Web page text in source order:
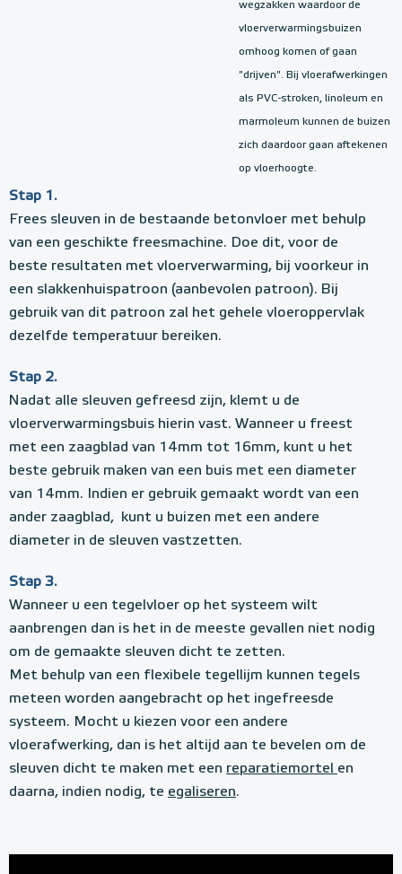
wegzakken waardoor de
vloerverwarmingsbuizen
omhoog komen of gaan
"drijven". Bij vloerafwerkingen
als PVC-stroken, linoleum en
marmoleum kunnen de buizen
zich daardoor gaan aftekenen
op vloerhoogte.
Stap 1.
Frees sleuven in de bestaande betonvloer met behulp
van een geschikte freesmachine. Doe dit, voor de
beste resultaten met vloerverwarming, bij voorkeur in
een slakkenhuispatroon (aanbevolen patroon). Bij
gebruik van dit patroon zal het gehele vloeroppervlak
dezelfde temperatuur bereiken.
Stap 2.
Nadat alle sleuven gefreesd zijn, klemt u de
vloerverwarmingsbuis hierin vast. Wanneer u freest
met een zaagblad van 14mm tot 16mm, kunt u het
beste gebruik maken van een buis met een diameter
van 14mm. Indien er gebruik gemaakt wordt van een
ander zaagblad, kunt u buizen met een andere
diameter in de sleuven vastzetten.
Stap 3.
Wanneer u een tegelvloer op het systeem wilt
aanbrengen dan is het in de meeste gevallen niet nodig
om de gemaakte sleuven dicht te zetten.
Met behulp van een flexibele tegellijm kunnen tegels
meteen worden aangebracht op het ingefreesde
systeem. Mocht u kiezen voor een andere
vloerafwerking, dan is het altijd aan te bevelen om de
sleuven dicht te maken met een reparatiemortel en
daarna, indien nodig, te egaliseren.